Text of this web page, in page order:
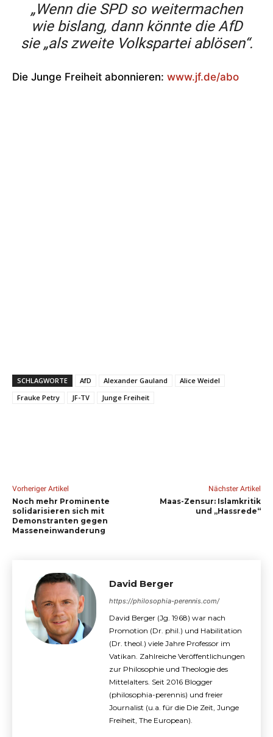
„Wenn die SPD so weitermachen
wie bislang, dann könnte die AfD
sie „als zweite Volkspartei ablösen“.
Die Junge Freiheit abonnieren: www.jf.de/abo
SCHLAGWORTE AfD Alexander Gauland
Alice Weidel
Frauke Petry
JF-TV Junge Freiheit
Vorheriger Artikel
Noch mehr Prominente
solidarisieren sich mit
Demonstranten gegen
Masseneinwanderung
Nächster Artikel
Maas-Zensur: Islamkritik
und „Hassrede“
David Berger
https://philosophia-perennis.com/
David Berger (Jg. 1968) war nach
Promotion (Dr. phil.) und Habilitation
(Dr. theol.) viele Jahre Professor im
Vatikan. Zahlreiche Veröffentlichungen
zur Philosophie und Theologie des
Mittelalters. Seit 2016 Blogger
(philosophia-perennis) und freier
Journalist (u.a. für die Die Zeit, Junge
Freiheit, The European).